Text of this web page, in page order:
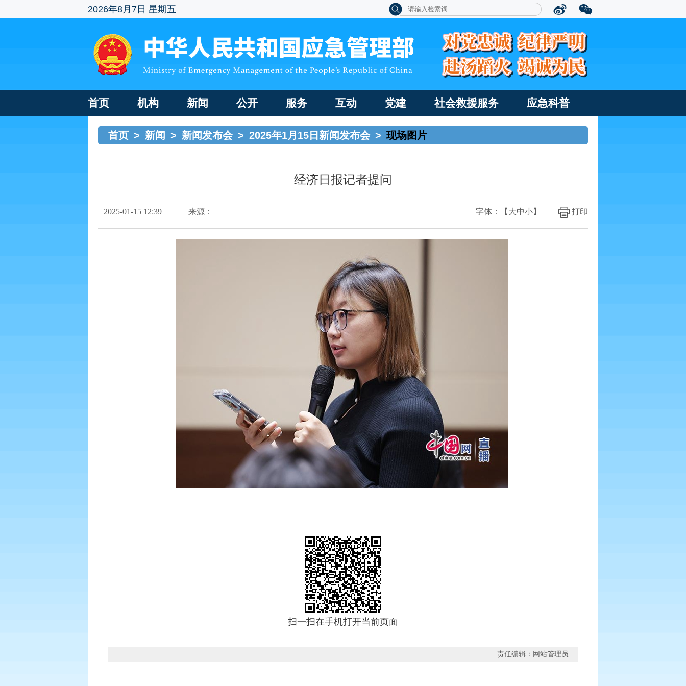
2026年8月7日 星期五
首页 机构 新闻 公开 服务 互动 党建 社会救援服务 应急科普
首页 > 新闻 > 新闻发布会 > 2025年1月15日新闻发布会 > 现场图片
经济日报记者提问
2025-01-15 12:39 来源： 打印
字体：【 大中小】
扫一扫在手机打开当前页面
责任编辑：网站管理员